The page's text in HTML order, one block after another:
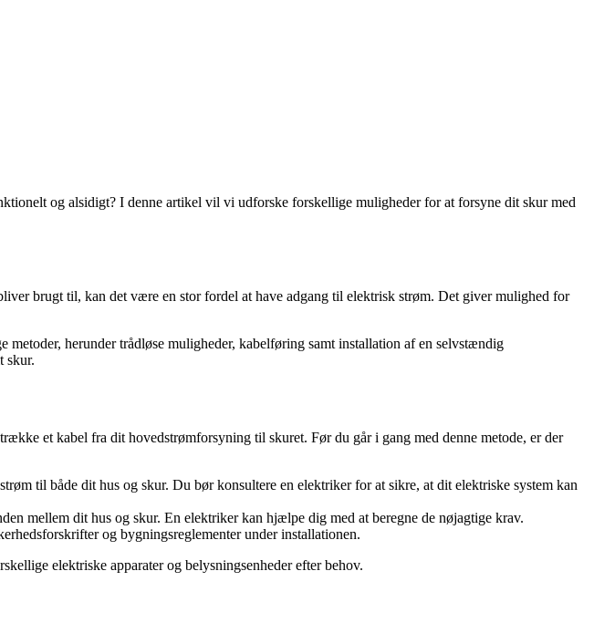
og alsidigt? I denne artikel vil vi udforske forskellige muligheder for at forsyne dit skur med
brugt til, kan det være en stor fordel at have adgang til elektrisk strøm. Det giver mulighed for
herunder trådløse muligheder, kabelføring samt installation af en selvstændig
skur.
et kabel fra dit hovedstrømforsyning til skuret. Før du går i gang med denne metode, er der
til både dit hus og skur. Du bør konsultere en elektriker for at sikre, at dit elektriske system kan
mellem dit hus og skur. En elektriker kan hjælpe dig med at beregne de nøjagtige krav.
og bygningsreglementer under installationen.
elektriske apparater og belysningsenheder efter behov.